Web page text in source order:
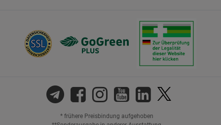
* frühere Preisbindung aufgehoben